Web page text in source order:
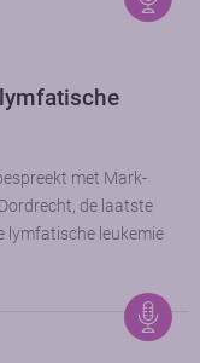
met Mark-
de laatste
lymfatische leukemie